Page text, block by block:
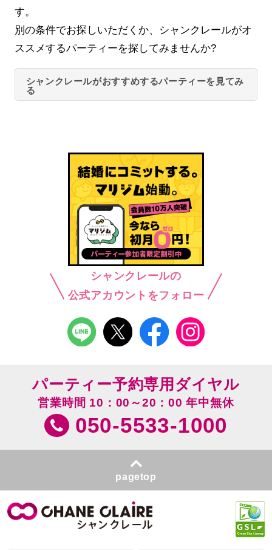
す。
別の条件でお探しいただくか、シャンクレールがオ
ススメするパーティーを探してみませんか?
シャンクレールがおすすめするパーティーを見てみ
る
シャンクレールの
公式アカウントをフォロー
パーティー予約専用ダイヤル
営業時間 10：00～20：00 年中無休
050-5533-1000
pagetop